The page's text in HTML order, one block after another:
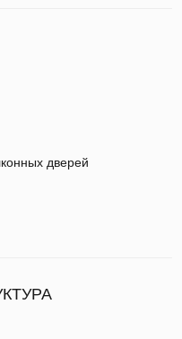
дверей